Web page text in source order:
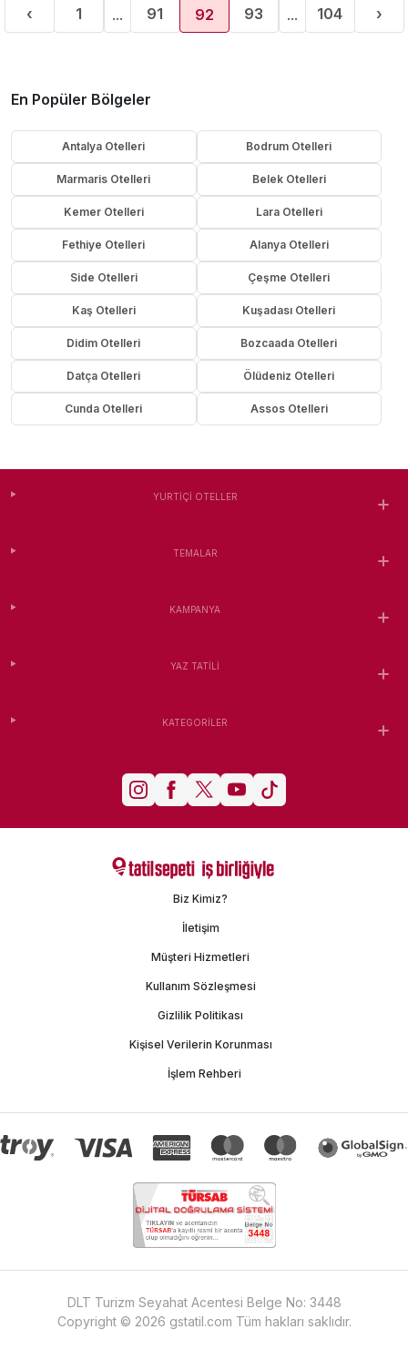
‹Previous
1 ... 91 92
(current)
93 ... 104 ›
En Popüler Bölgeler
Antalya Otelleri Bodrum Otelleri
Marmaris Otelleri Belek Otelleri
Kemer Otelleri Lara Otelleri
Fethiye Otelleri Alanya Otelleri
Side Otelleri Çeşme Otelleri
Kaş Otelleri Kuşadası Otelleri
Didim Otelleri Bozcaada Otelleri
Datça Otelleri Ölüdeniz Otelleri
Cunda Otelleri Assos Otelleri
YURTIÇI OTELLER
TEMALAR
KAMPANYA
YAZ TATILI
KATEGORILER
Biz Kimiz?
İletişim
Müşteri Hizmetleri
Kullanım Sözleşmesi
Gizlilik Politikası
Kişisel Verilerin Korunması
İşlem Rehberi
DLT Turizm Seyahat Acentesi Belge No: 3448
Copyright © 2026 gstatil.com Tüm hakları saklıdır.